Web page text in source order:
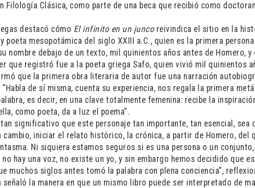
Filología Clásica, como parte de una beca que recibió como
destacó cómo El infinito en un juncoreivindica el sitio en la
poeta mesopotámica del siglo XXIII a.C., quien es la primera
nombre debajo de un texto, mil quinientos años antes de Homero,
que registró fue a la poeta griega Safo, quien vivió mil quinientos
que la primera obra literaria de autor fue una narración
“Habla de sí misma, cuenta su experiencia, nos regala la primera
es decir, en una clave totalmente femenina: recibe la
como poeta, da a luz el poema”.
tan significativo que este personaje tan importante, tan esencial, sea
cambio, iniciar el relato histórico, la crónica, a partir de Homero, del
Ni siquiera estamos seguros si es una persona o un
no hay una voz, no existe un yo, y sin embargo hemos decidido que
muchos siglos antes tomó la palabra con plena conciencia”,
señaló la manera en que un mismo libro puede ser interpretado de